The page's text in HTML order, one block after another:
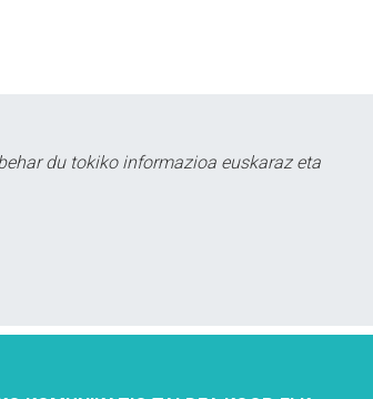
du tokiko informazioa euskaraz eta